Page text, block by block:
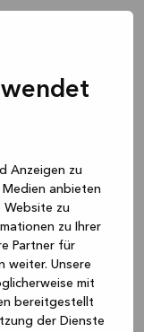
Anzeigen zu
anbieten
Website zu
zu Ihrer
Partner für
weiter. Unsere
mit
bereitgestellt
der Dienste